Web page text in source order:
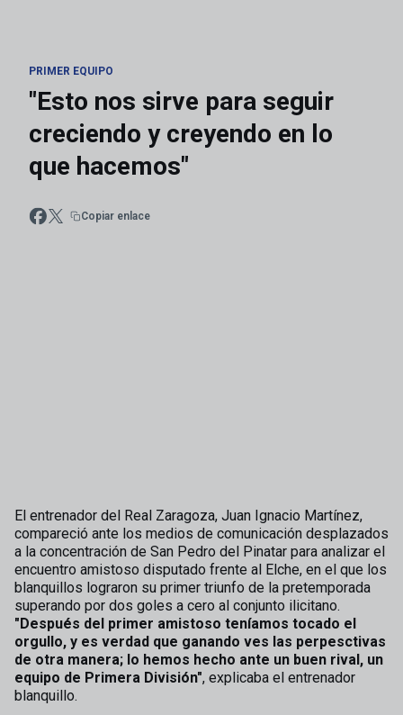
PRIMER EQUIPO
"Esto nos sirve para seguir
creciendo y creyendo en lo
que hacemos"
Copiar enlace
El entrenador del Real Zaragoza, Juan Ignacio Martínez,
compareció ante los medios de comunicación desplazados
a la concentración de San Pedro del Pinatar para analizar el
encuentro amistoso disputado frente al Elche, en el que los
blanquillos lograron su primer triunfo de la pretemporada
superando por dos goles a cero al conjunto ilicitano.
"Después del primer amistoso teníamos tocado el
orgullo, y es verdad que ganando ves las perpesctivas
de otra manera; lo hemos hecho ante un buen rival, un
equipo de Primera División", explicaba el entrenador
blanquillo.